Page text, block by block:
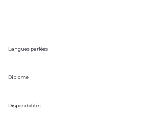
Langues parlées
Dîplome
Disponibilités